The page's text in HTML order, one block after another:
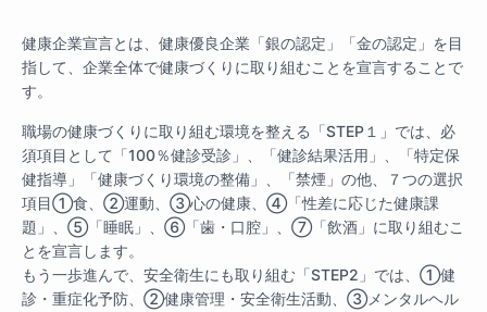
健康企業宣言とは、健康優良企業「銀の認定」「金の認定」を目
指して、企業全体で健康づくりに取り組むことを宣言することで
す。
職場の健康づくりに取り組む環境を整える「STEP１」では、必
須項目として「100％健診受診」、「健診結果活用」、「特定保
健指導」「健康づくり環境の整備」、「禁煙」の他、７つの選択
項目①食、②運動、③心の健康、④「性差に応じた健康課
題」、⑤「睡眠」、⑥「歯・口腔」、⑦「飲酒」に取り組むこ
とを宣言します。
もう一歩進んで、安全衛生にも取り組む「STEP2」では、①健
診・重症化予防、②健康管理・安全衛生活動、③メンタルヘル